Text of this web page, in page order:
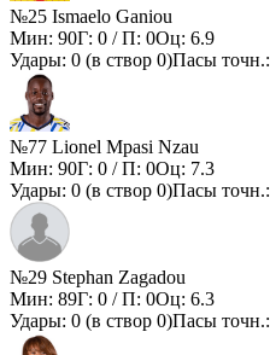
№25 Ismaelo Ganiou
Мин: 90Г: 0 / П: 0Оц: 6.9
Удары: 0 (в створ 0)Пасы точн.:
№77 Lionel Mpasi Nzau
Мин: 90Г: 0 / П: 0Оц: 7.3
Удары: 0 (в створ 0)Пасы точн.:
№29 Stephan Zagadou
Мин: 89Г: 0 / П: 0Оц: 6.3
Удары: 0 (в створ 0)Пасы точн.: